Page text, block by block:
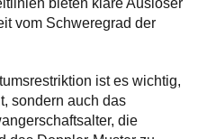
bieten klare Auslöser
vom Schweregrad der
ist es wichtig,
sondern auch das
die